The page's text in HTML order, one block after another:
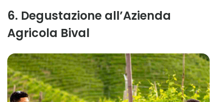
6. Degustazione all’Azienda
Agricola Bival